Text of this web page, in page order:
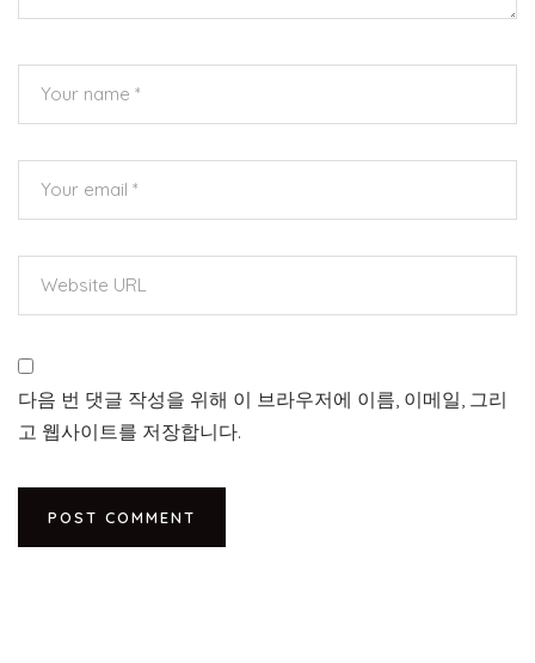
다음 번 댓글 작성을 위해 이 브라우저에 이름, 이메일, 그리
고 웹사이트를 저장합니다.